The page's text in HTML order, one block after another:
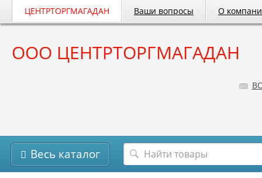
ЦЕНТРТОРГМАГАДАН Ваши вопросы О
ООО ЦЕНТРТОРГМАГАДАН
Весь каталог